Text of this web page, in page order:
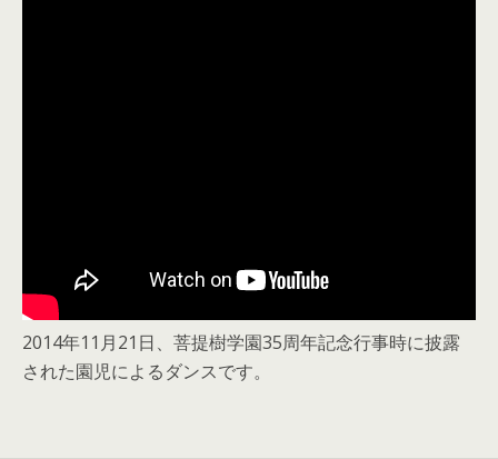
2014年11月21日、菩提樹学園35周年記念行事時に披露
された園児によるダンスです。